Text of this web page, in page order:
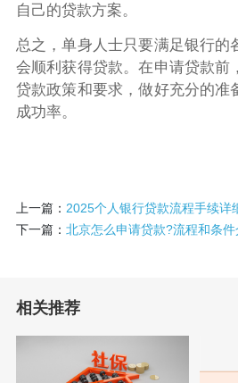
自己的贷款方案。
总之，单身人士只要满足银行的
会顺利获得贷款。在申请贷款前
贷款政策和要求，做好充分的准
成功率。
上一篇： 2025个人银行贷款流程手续详
下一篇： 北京怎么申请贷款?流程和条件
相关推荐